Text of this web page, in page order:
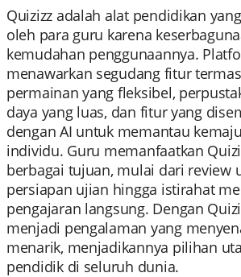
Quizizz adalah alat pendidikan
oleh para guru karena
kemudahan penggunaannya.
menawarkan segudang fitur
permainan yang fleksibel,
daya yang luas, dan fitur yang
dengan AI untuk memantau
individu. Guru memanfaatkan
berbagai tujuan, mulai dari review
persiapan ujian hingga istirahat
pengajaran langsung. Dengan
menjadi pengalaman yang
menarik, menjadikannya pilihan
pendidik di seluruh dunia.